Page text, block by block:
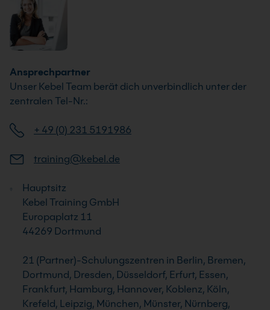
Ansprechpartner
Unser Kebel Team berät dich unverbindlich unter der
zentralen Tel-Nr.:
+ 49 (0) 231 5191986
training@kebel.de
Hauptsitz
Kebel Training GmbH
Europaplatz 11
44269 Dortmund
21 (Partner)-Schulungszentren in Berlin, Bremen,
Dortmund, Dresden, Düsseldorf, Erfurt, Essen,
Frankfurt, Hamburg, Hannover, Koblenz, Köln,
Krefeld, Leipzig, München, Münster, Nürnberg,